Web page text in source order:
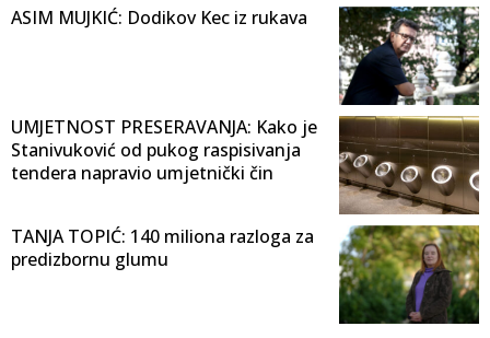
ASIM MUJKIĆ: Dodikov Kec iz rukava
UMJETNOST PRESERAVANJA: Kako je
Stanivuković od pukog raspisivanja
tendera napravio umjetnički čin
TANJA TOPIĆ: 140 miliona razloga za
predizbornu glumu